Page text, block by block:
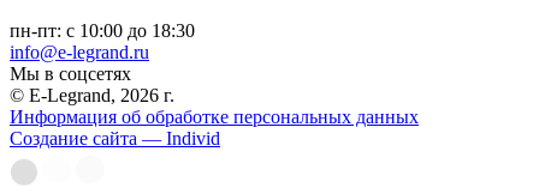
пн-пт: с 10:00 до 18:30
info@e-legrand.ru
Мы в соцсетях
© E-Legrand, 2026 г.
Информация об обработке персональных данных
Создание сайта — Individ